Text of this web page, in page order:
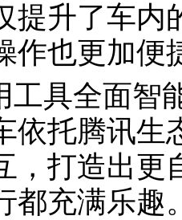
提升了车内
作也更加便
工具全面智
依托腾讯生
，打造出更
都充满乐趣